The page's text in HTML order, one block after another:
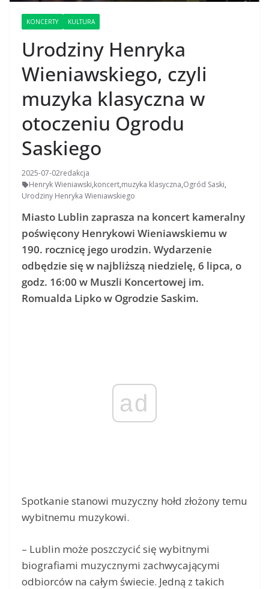
KONCERTY KULTURA
Urodziny Henryka
Wieniawskiego, czyli
muzyka klasyczna w
otoczeniu Ogrodu
Saskiego
2025-07-02redakcja
Henryk Wieniawski,koncert,muzyka klasyczna,Ogród Saski,
Urodziny Henryka Wieniawskiego
Miasto Lublin zaprasza na koncert kameralny
poświęcony Henrykowi Wieniawskiemu w
190. rocznicę jego urodzin. Wydarzenie
odbędzie się w najbliższą niedzielę, 6 lipca, o
godz. 16:00 w Muszli Koncertowej im.
Romualda Lipko w Ogrodzie Saskim.
ad
Spotkanie stanowi muzyczny hołd złożony temu
wybitnemu muzykowi.
– Lublin może poszczycić się wybitnymi
biografiami muzycznymi zachwycającymi
odbiorców na całym świecie. Jedną z takich